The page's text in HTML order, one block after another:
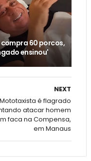
compra 60 porcos,
ensinou'
NEXT
Mototaxista é flagrado
atacar homem
faca na Compensa,
em Manaus